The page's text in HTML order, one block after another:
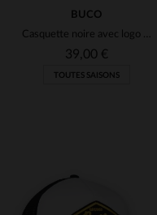
TAILLES DISPONIBLES
BUCO
Casquette noire avec logo roue ailée blanc et rouge
39,00 €
TOUTES SAISONS